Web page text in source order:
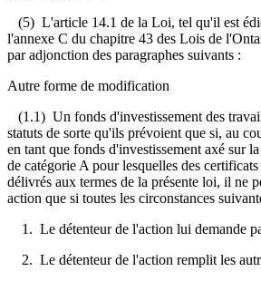
(5) L'article 14.1 de la Loi, tel qu'il est
l'annexe C du chapitre 43 des Lois de
par adjonction des paragraphes suivants :
Autre forme de modification
(1.1) Un fonds d'investissement des
statuts de sorte qu'ils prévoient que si, au
en tant que fonds d'investissement axé sur
de catégorie A pour lesquelles des
délivrés aux termes de la présente loi, il ne
action que si toutes les circonstances
1. Le détenteur de l'action lui demande
2. Le détenteur de l'action remplit les